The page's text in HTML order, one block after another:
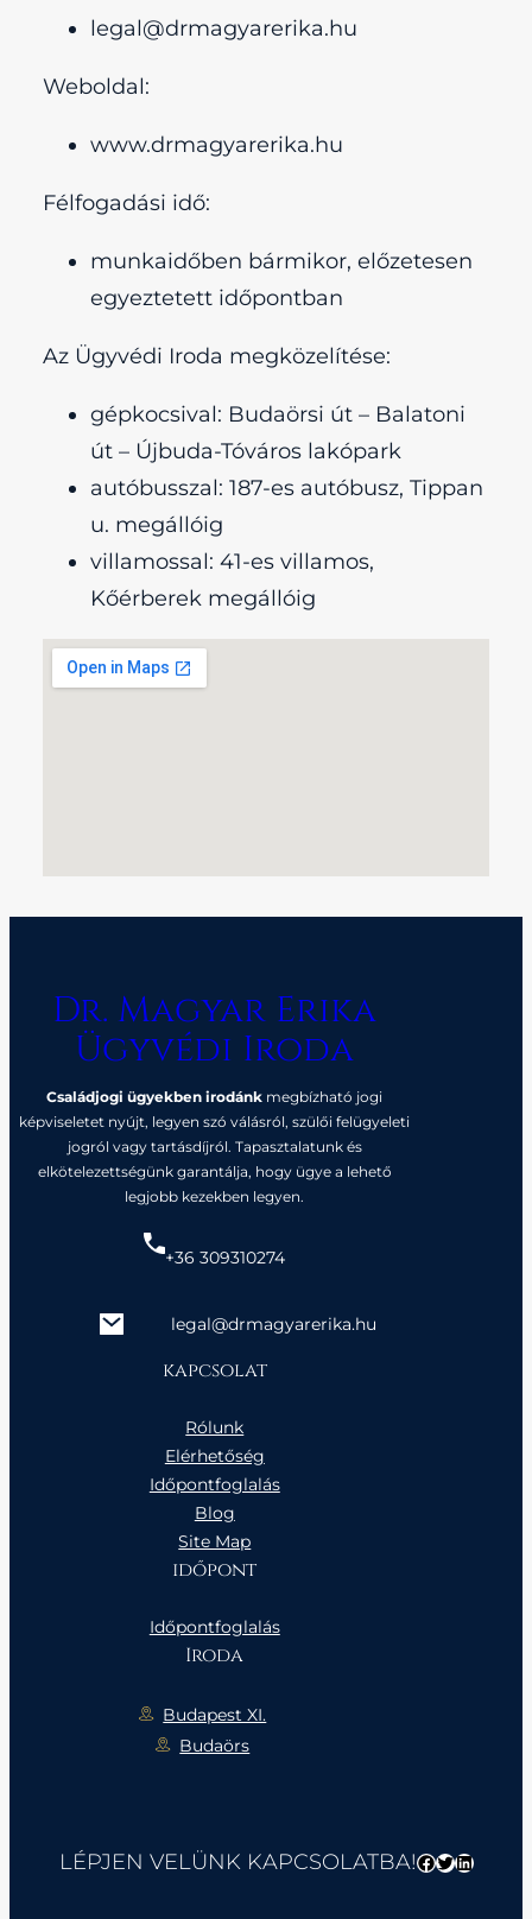
legal@drmagyarerika.hu
Weboldal:
www.drmagyarerika.hu
Félfogadási idő:
munkaidőben bármikor, előzetesen
egyeztetett időpontban
Az Ügyvédi Iroda megközelítése:
gépkocsival: Budaörsi út – Balatoni
út – Újbuda-Tóváros lakópark
autóbusszal: 187-es autóbusz, Tippan
u. megállóig
villamossal: 41-es villamos,
Kőérberek megállóig
Dr. Magyar Erika
Ügyvédi Iroda
Családjogi ügyekben irodánk megbízható jogi
képviseletet nyújt, legyen szó válásról, szülői felügyeleti
jogról vagy tartásdíjról. Tapasztalatunk és
elkötelezettségünk garantálja, hogy ügye a lehető
legjobb kezekben legyen.
+36 309310274
legal@drmagyarerika.hu
kapcsolat
Rólunk
Elérhetőség
Időpontfoglalás
Blog
Site Map
időpont
Időpontfoglalás
Iroda
Budapest XI.
Budaörs
LÉPJEN VELÜNK KAPCSOLATBA!Facebook
Twitter